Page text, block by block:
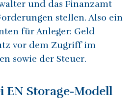
und das Finanzamt
stellen. Also ein
für Anleger: Geld
vor dem Zugriff im
sowie der Steuer.
EN Storage-Modell